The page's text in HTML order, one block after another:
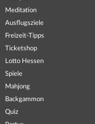
Meditation
Ausflugsziele
Freizeit-Tipps
Ticketshop
Lotto Hessen
Spiele
Mahjong
Backgammon
Quiz